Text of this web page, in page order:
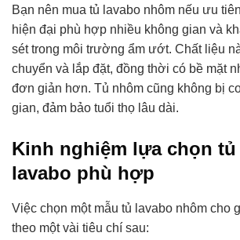
Bạn nên mua tủ lavabo nhôm nếu ưu
hiện đại phù hợp nhiều không gian và
sét trong môi trường ẩm ướt. Chất liệu
chuyển và lắp đặt, đồng thời có bề mặt
đơn giản hơn. Tủ nhôm cũng không bị
gian, đảm bảo tuổi thọ lâu dài.
Kinh nghiệm lựa chọn tủ
lavabo phù hợp
Việc chọn một mẫu tủ lavabo nhôm cho
theo một vài tiêu chí sau: